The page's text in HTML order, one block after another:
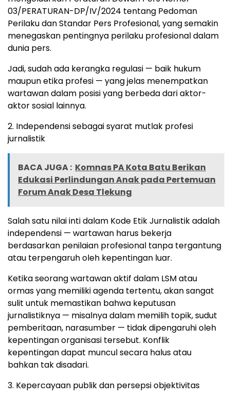
03/PERATURAN-DP/IV/2024 tentang Pedoman
Perilaku dan Standar Pers Profesional, yang semakin
menegaskan pentingnya perilaku profesional dalam
dunia pers.
Jadi, sudah ada kerangka regulasi — baik hukum
maupun etika profesi — yang jelas menempatkan
wartawan dalam posisi yang berbeda dari aktor-
aktor sosial lainnya.
2. Independensi sebagai syarat mutlak profesi
jurnalistik
BACA JUGA : Komnas PA Kota Batu Berikan
Edukasi Perlindungan Anak pada Pertemuan
Forum Anak Desa Tlekung
Salah satu nilai inti dalam Kode Etik Jurnalistik adalah
independensi — wartawan harus bekerja
berdasarkan penilaian profesional tanpa tergantung
atau terpengaruh oleh kepentingan luar.
Ketika seorang wartawan aktif dalam LSM atau
ormas yang memiliki agenda tertentu, akan sangat
sulit untuk memastikan bahwa keputusan
jurnalistiknya — misalnya dalam memilih topik, sudut
pemberitaan, narasumber — tidak dipengaruhi oleh
kepentingan organisasi tersebut. Konflik
kepentingan dapat muncul secara halus atau
bahkan tak disadari.
3. Kepercayaan publik dan persepsi objektivitas